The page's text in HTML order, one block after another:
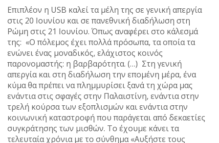
Επιπλέον η USB καλεί τα μέλη της σε γενική απεργία
στις 20 Ιουνίου και σε πανεθνική διαδήλωση στη
Ρώμη στις 21 Ιουνίου. Όπως αναφέρει στο κάλεσμά
της: «Ο πόλεμος έχει πολλά πρόσωπα, τα οποία τα
ενώνει ένας μοναδικός, ελάχιστος κοινός
παρονομαστής: η βαρβαρότητα. (…) Στη γενική
απεργία και στη διαδήλωση την επομένη μέρα, ένα
κύμα θα πρέπει να πλημμυρίσει ξανά τη χώρα μας
ενάντια στις σφαγές στην Παλαιστίνη, ενάντια στην
τρελή κούρσα των εξοπλισμών και ενάντια στην
κοινωνική καταστροφή που παράγεται από δεκαετίες
συγκράτησης των μισθών. Το έχουμε κάνει τα
τελευταία χρόνια με το σύνθημα «Αυξήστε τους